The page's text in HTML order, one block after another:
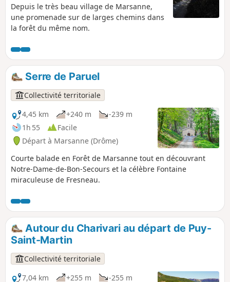
Depuis le très beau village de Marsanne,
une promenade sur de larges chemins dans
la forêt du même nom.
Serre de Paruel
Collectivité territoriale
4,45 km
+240 m
-239 m
1h 55
Facile
Départ à Marsanne (Drôme)
Courte balade en Forêt de Marsanne tout en découvrant
Notre-Dame-de-Bon-Secours et la célèbre Fontaine
miraculeuse de Fresneau.
Autour du Charivari au départ de Puy-
Saint-Martin
Collectivité territoriale
7,04 km
+255 m
-255 m